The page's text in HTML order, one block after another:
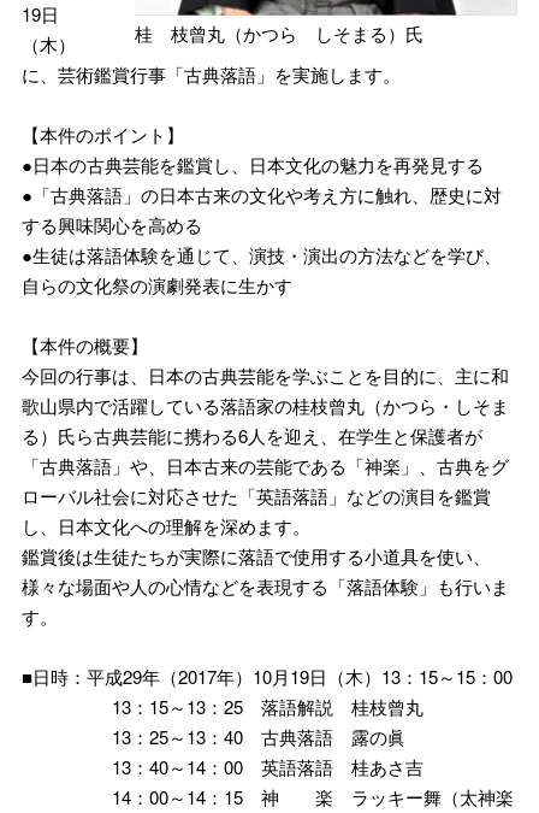
桂 枝曾丸（かつら しそまる）氏
19日
（木）
に、芸術鑑賞行事「古典落語」を実施します。
【本件のポイント】
●日本の古典芸能を鑑賞し、日本文化の魅力を再発見する
●「古典落語」の日本古来の文化や考え方に触れ、歴史に対
する興味関心を高める
●生徒は落語体験を通じて、演技・演出の方法などを学び、
自らの文化祭の演劇発表に生かす
【本件の概要】
今回の行事は、日本の古典芸能を学ぶことを目的に、主に和
歌山県内で活躍している落語家の桂枝曾丸（かつら・しそま
る）氏ら古典芸能に携わる6人を迎え、在学生と保護者が
「古典落語」や、日本古来の芸能である「神楽」、古典をグ
ローバル社会に対応させた「英語落語」などの演目を鑑賞
し、日本文化への理解を深めます。
鑑賞後は生徒たちが実際に落語で使用する小道具を使い、
様々な場面や人の心情などを表現する「落語体験」も行いま
す。
■日時：平成29年（2017年）10月19日（木）13：15～15：00
13：15～13：25 落語解説 桂枝曾丸
13：25～13：40 古典落語 露の眞
13：40～14：00 英語落語 桂あさ吉
14：00～14：15 神 楽 ラッキー舞（太神楽